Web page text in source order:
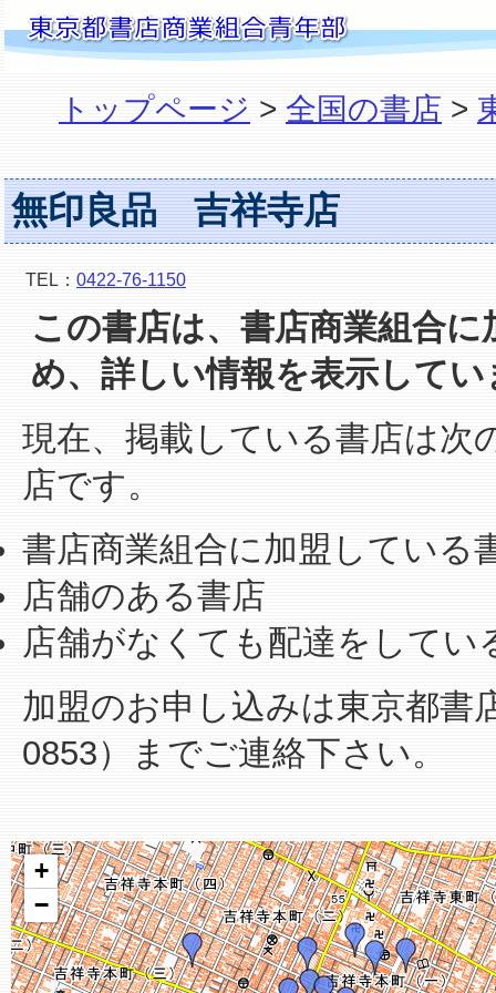
トップページ > 全国の書店 >
無印良品 吉祥寺店
TEL： 0422-76-1150
この書店は、書店商業組合
め、詳しい情報を表示して
現在、掲載している書店は次
店です。
書店商業組合に加盟している
店舗のある書店
店舗がなくても配達をしてい
加盟のお申し込みは東京都書
0853）までご連絡下さい。
+
−